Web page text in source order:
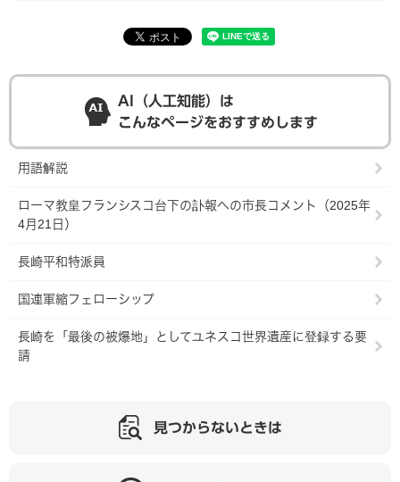
AI（人工知能）は
こんなページをおすすめします
用語解説
ローマ教皇フランシスコ台下の訃報への市長コメント（2025年
4月21日）
長崎平和特派員
国連軍縮フェローシップ
長崎を「最後の被爆地」としてユネスコ世界遺産に登録する要
請
見つからないときは